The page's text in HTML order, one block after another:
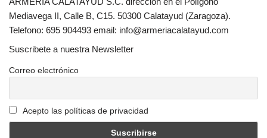
Mediavega II, Calle B, C15. 50300 Calatayud (Zaragoza).
Telefono: 695 904493 email: info@armeriacalatayud.com
Suscribete a nuestra Newsletter
Correo electrónico
Acepto las políticas de privacidad